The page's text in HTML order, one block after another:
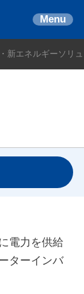
Menu
新エネルギーソリ
電力を供給
ターインバ